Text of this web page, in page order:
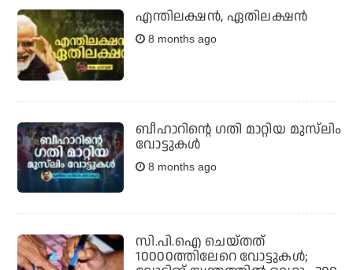
എന്തിലക്ഷന്‍, ഏതിലക്ഷന്‍
8 months ago
ബീഹാറിന്റെ ഗതി മാറ്റിയ മുസ്‌ലിം
വോട്ടുകള്‍
8 months ago
സി.പി.ഐ ചെയ്തത്
10000ത്തിലേറെ വോട്ടുകള്‍;